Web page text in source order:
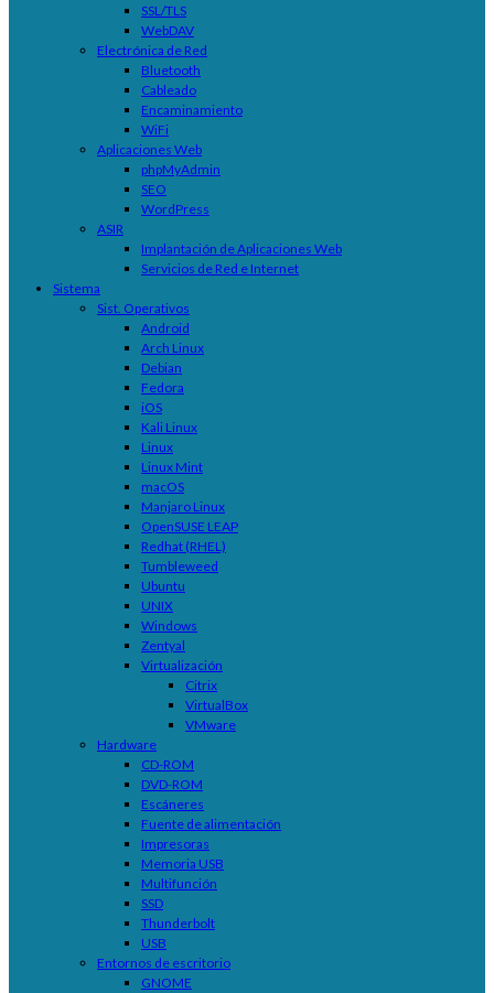
SSL/TLS
WebDAV
Electrónica de Red
Bluetooth
Cableado
Encaminamiento
WiFi
Aplicaciones Web
phpMyAdmin
SEO
WordPress
ASIR
Implantación de Aplicaciones Web
Servicios de Red e Internet
Sistema
Sist. Operativos
Android
Arch Linux
Debian
Fedora
iOS
Kali Linux
Linux
Linux Mint
macOS
Manjaro Linux
OpenSUSE LEAP
Redhat (RHEL)
Tumbleweed
Ubuntu
UNIX
Windows
Zentyal
Virtualización
Citrix
VirtualBox
VMware
Hardware
CD-ROM
DVD-ROM
Escáneres
Fuente de alimentación
Impresoras
Memoria USB
Multifunción
SSD
Thunderbolt
USB
Entornos de escritorio
GNOME